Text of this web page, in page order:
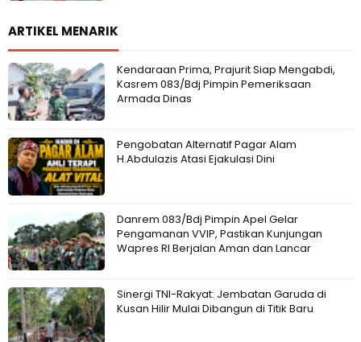
ARTIKEL MENARIK
Kendaraan Prima, Prajurit Siap Mengabdi,
Kasrem 083/Bdj Pimpin Pemeriksaan
Armada Dinas
Pengobatan Alternatif Pagar Alam
H.Abdulazis Atasi Ejakulasi Dini
Danrem 083/Bdj Pimpin Apel Gelar
Pengamanan VVIP, Pastikan Kunjungan
Wapres RI Berjalan Aman dan Lancar
Sinergi TNI-Rakyat: Jembatan Garuda di
Kusan Hilir Mulai Dibangun di Titik Baru